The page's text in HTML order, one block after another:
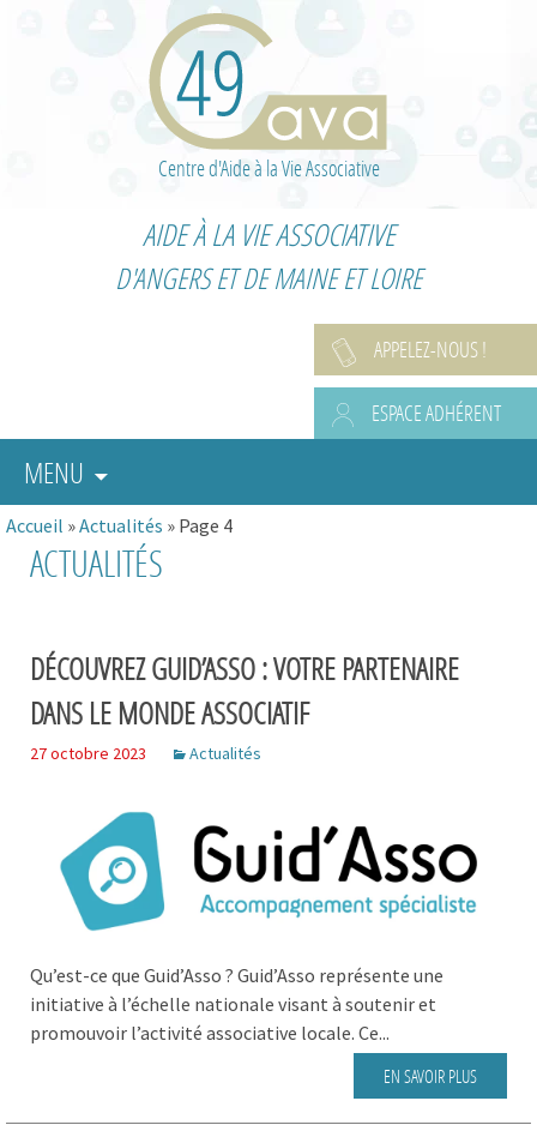
Centre d'Aide à la Vie Associative
AIDE À LA VIE ASSOCIATIVE
D'ANGERS ET DE MAINE ET LOIRE
APPELEZ-NOUS !
ESPACE ADHÉRENT
MENU
Accueil »Actualités » Page 4
ACTUALITÉS
DÉCOUVREZ GUID’ASSO : VOTRE PARTENAIRE
DANS LE MONDE ASSOCIATIF
27 octobre 2023 Actualités
Qu’est-ce que Guid’Asso ? Guid’Asso représente une
initiative à l’échelle nationale visant à soutenir et
promouvoir l’activité associative locale. Ce...
EN SAVOIR PLUS